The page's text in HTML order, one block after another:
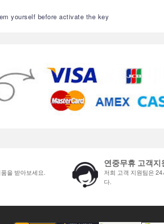
yourself before activate the key
을 받아보세요.
연중무휴 고객지
저희 고객 지원팀은
다.